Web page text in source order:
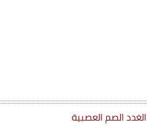
الصم العصبية